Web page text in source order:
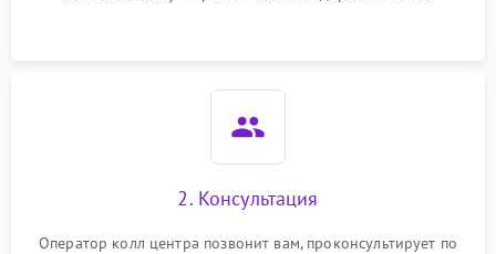
2. Консультация
Оператор колл центра позвонит вам, проконсультирует по